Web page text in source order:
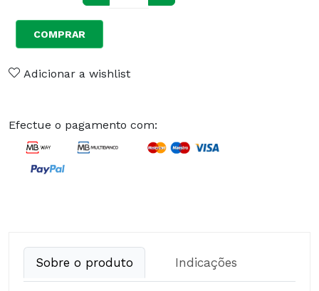
COMPRAR
Adicionar a wishlist
Efectue o pagamento com:
Sobre o produto Indicações